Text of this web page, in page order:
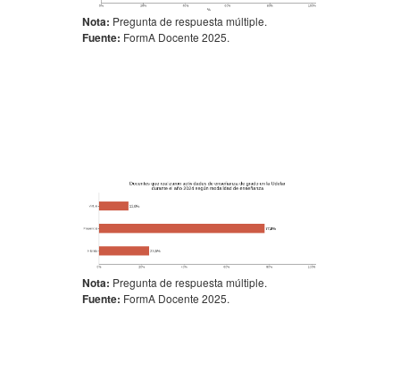
Nota: Pregunta de respuesta múltiple.
Fuente: FormA Docente 2025.
Nota: Pregunta de respuesta múltiple.
Fuente: FormA Docente 2025.